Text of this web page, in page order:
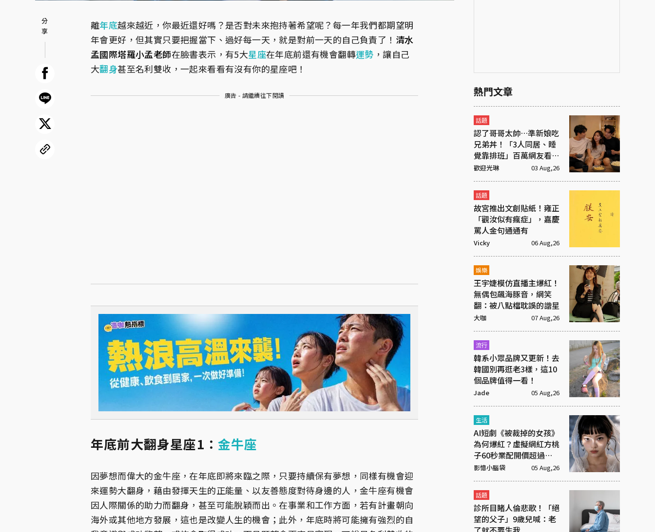
離年底越來越近，你最近還好嗎？是否對未來抱持著希望呢？每一年我們都期望明
年會更好，但其實只要把握當下、過好每一天，就是對前一天的自己負責了！ 清水
孟國際塔羅小孟老師在臉書表示，有5大星座在年底前還有機會翻轉運勢 ，讓自己
大翻身甚至名利雙收，一起來看看有沒有你的星座吧！
廣告 - 請繼續往下閱讀
年底前大翻身星座1： 金牛座
因夢想而偉大的金牛座，在年底即將來臨之際，只要持續保有夢想，同樣有機會迎
來運勢大翻身，藉由發揮天生的正能量、以友善態度對待身邊的人，金牛座有機會
因人際關係的助力而翻身，甚至可能脫穎而出。在事業和工作方面，若有計畫朝向
海外或其他地方發展，這也是改變人生的機會；此外，年底時將可能擁有強烈的自
熱門文章
話題
認了哥哥太帥…準新娘吃
兄弟丼！「3人同居、睡
覺靠排班」百萬網友看傻
眼
歡迎光琳 03 Aug,26
話題
故宮推出文創貼紙！雍正
「觀汝似有瘋症」，嘉慶
罵人金句通通有
Vicky 06 Aug,26
娛樂
王宇婕模仿直播主爆紅！
無偶包飆海豚音，網笑
翻：被八點檔耽誤的諧星
大咖 07 Aug,26
流行
韓系小眾品牌又更新！去
韓國別再逛老3樣，這10
個品牌值得一看！
Jade 05 Aug,26
生活
AI短劇《被裁掉的女孩》
為何爆紅？虛擬網紅方桃
子60秒業配開價超過百
萬元
影憶小腦袋 05 Aug,26
話題
診所目睹人倫悲歌！「絕
望的父子」9歲兒喊：老